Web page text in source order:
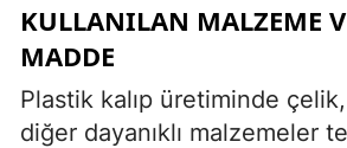
KULLANILAN MALZEME
MADDE
Plastik kalıp üretiminde
diğer dayanıklı malzemeler